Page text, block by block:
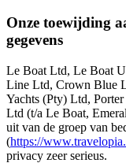
Onze toewijding
gegevens
Le Boat Ltd, Le Boat
Line Ltd, Crown Blue
Yachts (Pty) Ltd,
Ltd (t/a Le Boat,
uit van de groep van
(https://
privacy zeer serieus.